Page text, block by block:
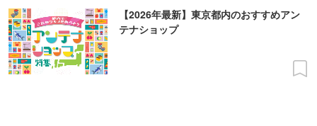
【2026年最新】東京都内のおすすめアン
テナショップ